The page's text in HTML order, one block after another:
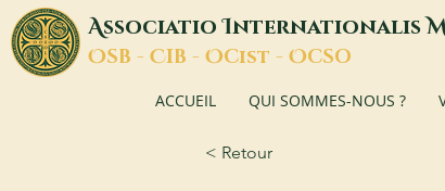
AssociatioInternationalis
OSB - CIB - OCist - OCSO
ACCUEIL QUI SOMMES-NOUS ?
< Retour